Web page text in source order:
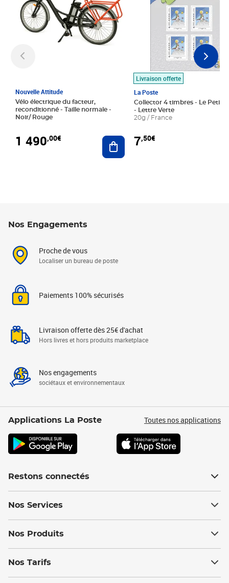
Nouvelle Attitude
Vélo électrique du facteur,
reconditionné - Taille normale -
Noir/ Rouge
1 490,00€ Ajouter au panier
Livraison offerte
La Poste
Collector 4 timbres - Le Petit
- Lettre Verte
20g / France
7,50€
Nos Engagements
Proche de vous
Localiser un bureau de poste
Paiements 100% sécurisés
Livraison offerte dès 25€ d'achat
Hors livres et hors produits marketplace
Nos engagements
sociétaux et environnementaux
Applications La Poste Toutes nos applications
Restons connectés
Nos Services
Nos Produits
Nos Tarifs